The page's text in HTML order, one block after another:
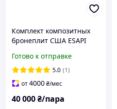
Комплект композитных
бронеплит США ESAPI
М (medium)
Готово к отправке
5.0 (1)
от4000₴/мес
40 000₴/пара